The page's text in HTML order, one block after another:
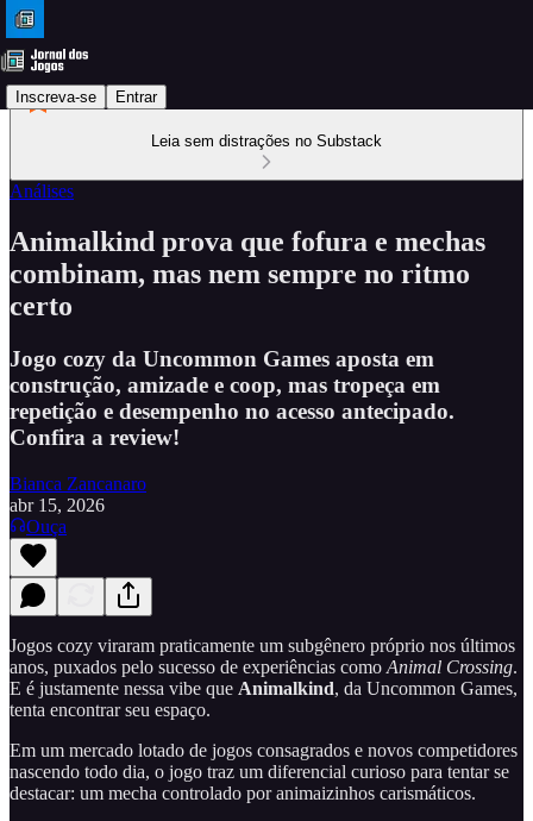
Inscreva-se Entrar
Leia sem distrações no Substack
Análises
Animalkind prova que fofura e mechas
combinam, mas nem sempre no ritmo
certo
Jogo cozy da Uncommon Games aposta em
construção, amizade e coop, mas tropeça em
repetição e desempenho no acesso antecipado.
Confira a review!
Bianca Zancanaro
abr 15, 2026
Ouça
Jogos cozy viraram praticamente um subgênero próprio nos últimos
anos, puxados pelo sucesso de experiências como Animal Crossing.
E é justamente nessa vibe que Animalkind, da Uncommon Games,
tenta encontrar seu espaço.
Em um mercado lotado de jogos consagrados e novos competidores
nascendo todo dia, o jogo traz um diferencial curioso para tentar se
destacar: um mecha controlado por animaizinhos carismáticos.